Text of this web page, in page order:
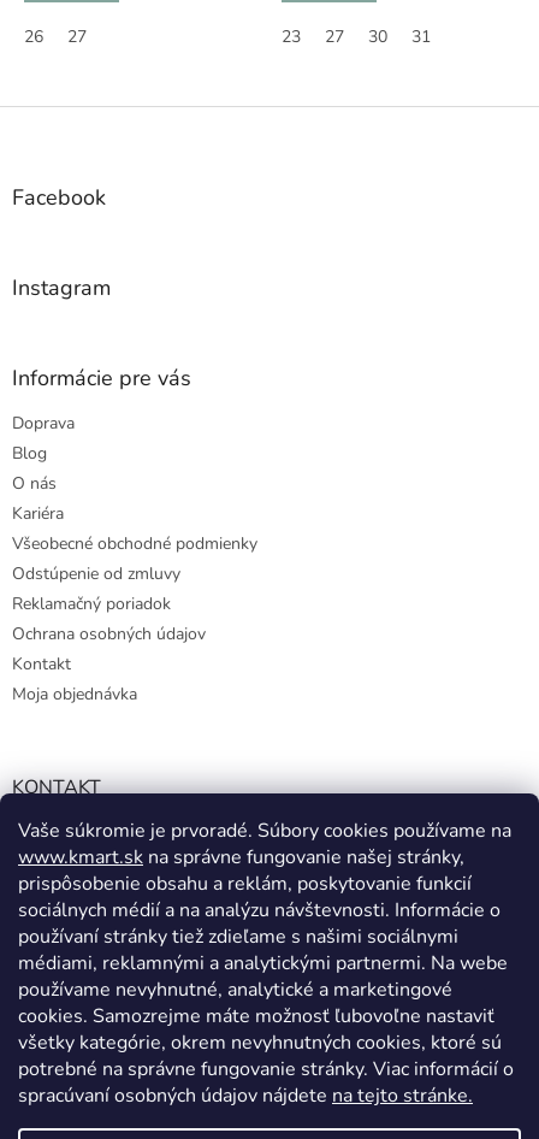
Vaše súkromie je prvoradé. Súbory cookies používame na
www.kmart.sk na správne fungovanie našej stránky,
prispôsobenie obsahu a reklám, poskytovanie funkcií
sociálnych médií a na analýzu návštevnosti. Informácie o
používaní stránky tiež zdieľame s našimi sociálnymi
médiami, reklamnými a analytickými partnermi. Na webe
používame nevyhnutné, analytické a marketingové
cookies. Samozrejme máte možnosť ľubovoľne nastaviť
všetky kategórie, okrem nevyhnutných cookies, ktoré sú
potrebné na správne fungovanie stránky. Viac informácií o
spracúvaní osobných údajov nájdete na tejto stránke.
26 27 23 27 30 31
Z
Facebook
Instagram
Informácie pre vás
Doprava
Blog
O nás
Kariéra
Všeobecné obchodné podmienky
Odstúpenie od zmluvy
Reklamačný poriadok
Ochrana osobných údajov
Kontakt
Moja objednávka
KONTAKT
info@kmart.sk
+421 947 979 193
+421 947 979 193
facebook.com/Kolieramarket